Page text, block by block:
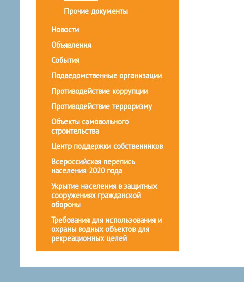
Прочие документы
Новости
Объявления
События
Подведомственные организации
Противодействие коррупции
Противодействие терроризму
Объекты самовольного
строительства
Центр поддержки собственников
Всероссийская перепись
населения 2020 года
Укрытие населения в защитных
сооружениях гражданской
обороны
Требования для использования и
охраны водных объектов для
рекреационных целей